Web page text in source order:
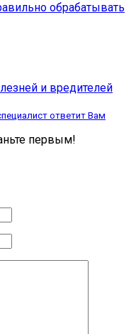
обрабатывать
и вредителей
ответит Вам
первым!